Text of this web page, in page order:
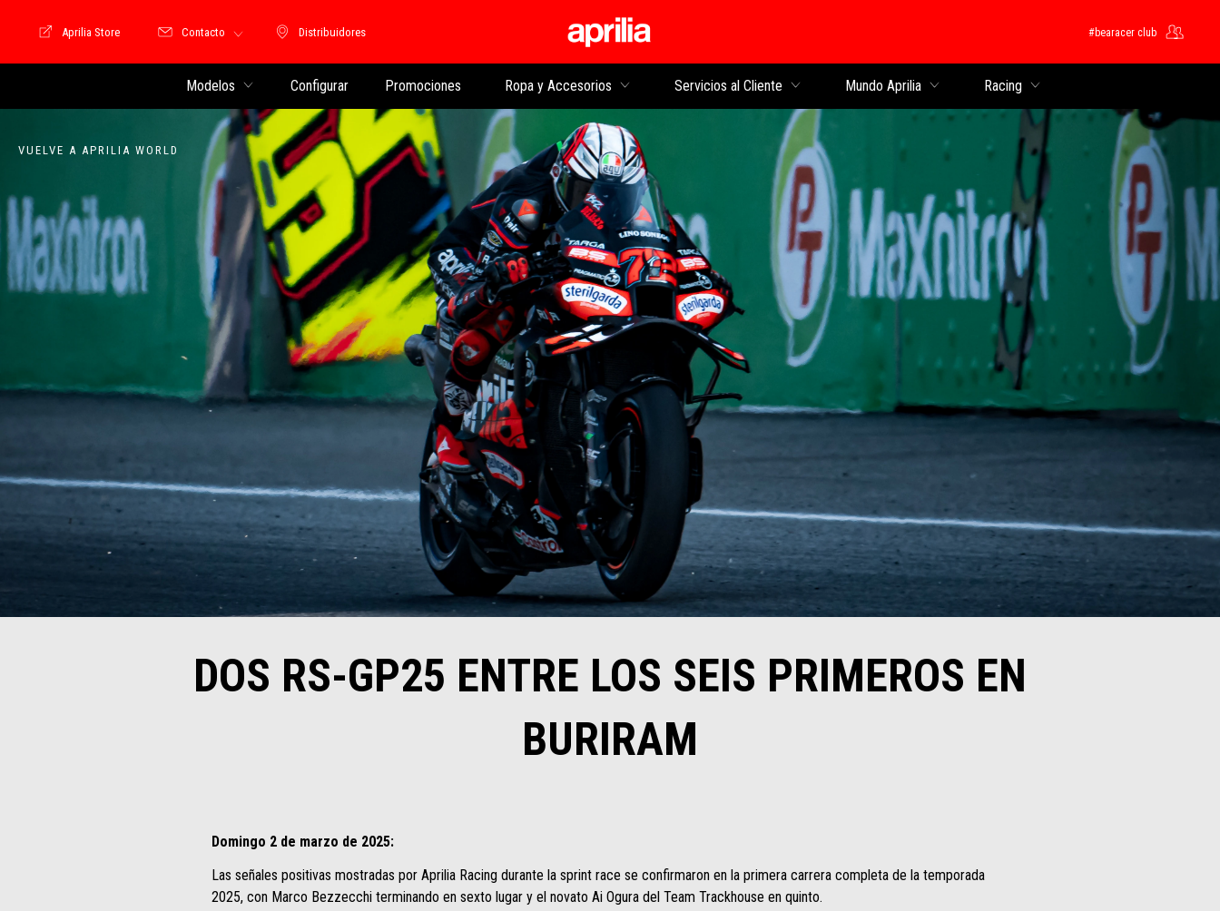
Distribuidores
Distribuidores
Store Motoguzzi
Aprilia Store Contacto #bearacer club
Modelos Configurar Promociones Ropa y Accesorios Servicios al Cliente Mundo Aprilia Racing
VUELVE A APRILIA WORLD
DOS RS-GP25 ENTRE LOS SEIS PRIMEROS EN
BURIRAM
Domingo 2 de marzo de 2025:
Las señales positivas mostradas por Aprilia Racing durante la sprint race se confirmaron en la primera carrera completa de la temporada
2025, con Marco Bezzecchi terminando en sexto lugar y el novato Ai Ogura del Team Trackhouse en quinto.